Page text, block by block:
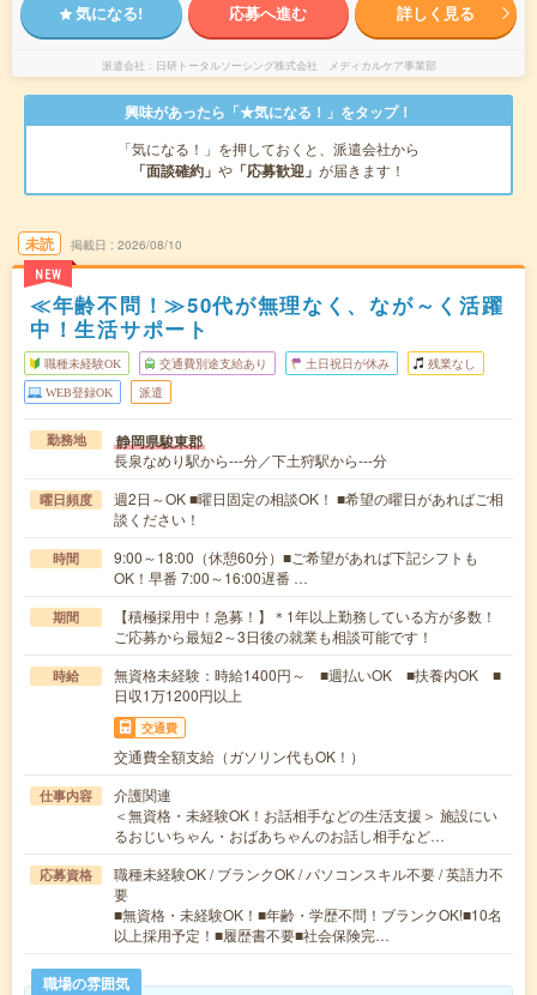
気になる! 応募へ進む 詳しく見る
派遣会社 日研トータルソーシング株式会社 メディカルケア事業部
興味があったら「★気になる！」をタップ！
「気になる！」を押しておくと、派遣会社から
「面談確約」 や 「応募歓迎」 が届きます！
未読
NEW
掲載日 2026/08/10
≪年齢不問！≫50代が無理なく、なが～く活躍
中！生活サポート
職種未経験OK 交通費別途支給あり 土日祝日が休み 残業なし
WEB登録OK 派遣
勤務地 静岡県駿東郡
長泉なめり駅から---分／下土狩駅から---分
曜日頻度
週2日～OK ■曜日固定の相談OK！ ■希望の曜日があればご相
談ください！
時間
9:00～18:00（休憩60分）■ご希望があれば下記シフトも
OK！早番 7:00～16:00遅番 …
期間
【積極採用中！急募！】＊1年以上勤務している方が多数！
ご応募から最短2～3日後の就業も相談可能です！
時給
無資格未経験：時給1400円～ ■週払いOK ■扶養内OK ■
日収1万1200円以上
交通費
交通費全額支給（ガソリン代もOK！）
仕事内容
介護関連
＜無資格・未経験OK！お話相手などの生活支援＞ 施設にい
るおじいちゃん・おばあちゃんのお話し相手など…
応募資格
職種未経験OK / ブランクOK / パソコンスキル不要 / 英語力不
要
■無資格・未経験OK！■年齢・学歴不問！ブランクOK!■10名
以上採用予定！■履歴書不要■社会保険完…
職場の雰囲気